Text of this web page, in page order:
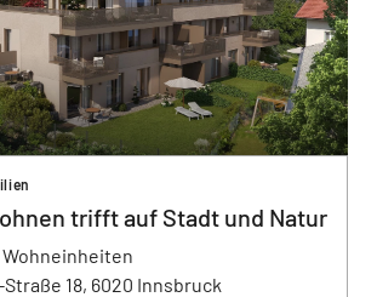
trifft auf Stadt und Natur
Wohneinheiten
18, 6020 Innsbruck